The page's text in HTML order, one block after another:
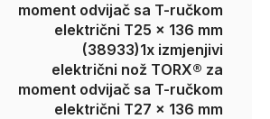
moment odvijač sa T-ručkom
električni T25 x 136 mm
(38933)1x izmjenjivi
električni nož TORX® za
moment odvijač sa T-ručkom
električni T27 x 136 mm